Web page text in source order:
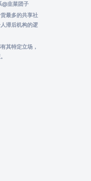
@韭菜团子
最多的共享社
滞后机构的逻
其特定立场，